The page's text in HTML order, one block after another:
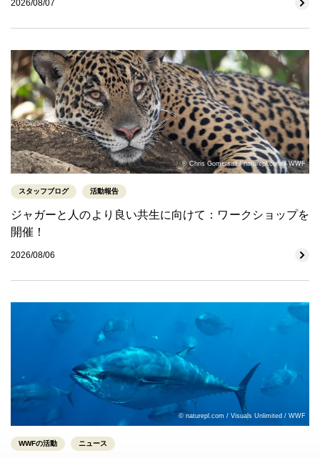
2026/08/07
© Chris Gomersall / naturepl.com / WWF
スタッフブログ 活動報告
ジャガーと人のより良い共生に向けて：ワークショップを
開催！
2026/08/06
© naturepl.com / Visuals Unlimited / WWF
WWFの活動 ニュース